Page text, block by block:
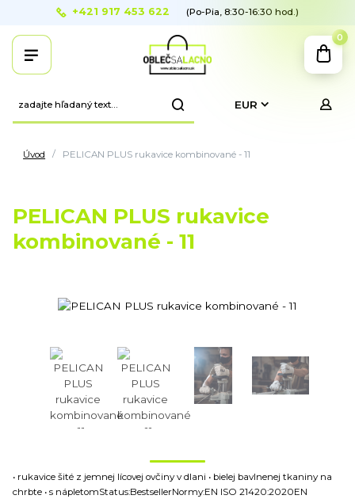
EUR
+421 917 453 622 (Po-Pia, 8:30-16:30 hod.)
0
Úvod PELICAN PLUS rukavice kombinované - 11
PELICAN PLUS rukavice
kombinované - 11
• rukavice šité z jemnej lícovej ovčiny v dlani • bielej bavlnenej tkaniny na
chrbte • s nápletomStatus:BestsellerNormy:EN ISO 21420:2020EN